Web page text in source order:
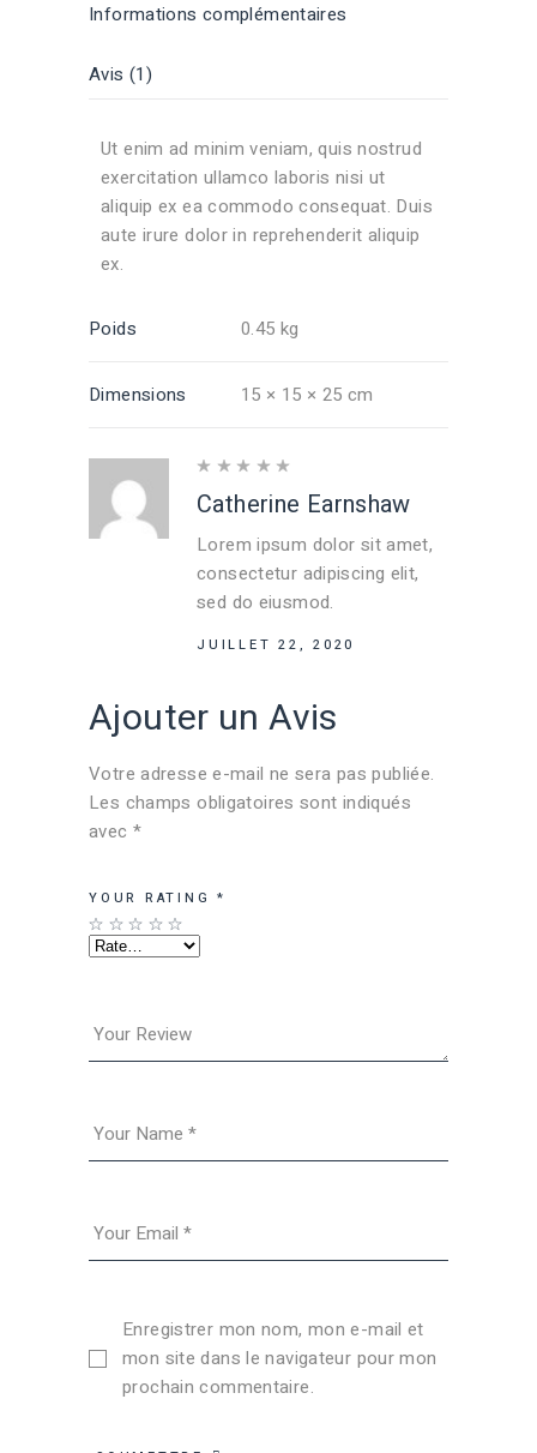
Informations complémentaires
Avis (1)
Ut enim ad minim veniam, quis nostrud
exercitation ullamco laboris nisi ut
aliquip ex ea commodo consequat. Duis
aute irure dolor in reprehenderit aliquip
ex.
Poids 0.45 kg
Dimensions 15 × 15 × 25 cm
Catherine Earnshaw
JUILLET 22, 2020
Lorem ipsum dolor sit amet,
consectetur adipiscing elit,
sed do eiusmod.
Ajouter un Avis
Votre adresse e-mail ne sera pas publiée.
Les champs obligatoires sont indiqués
avec *
YOUR RATING *
Enregistrer mon nom, mon e-mail et
mon site dans le navigateur pour mon
prochain commentaire.